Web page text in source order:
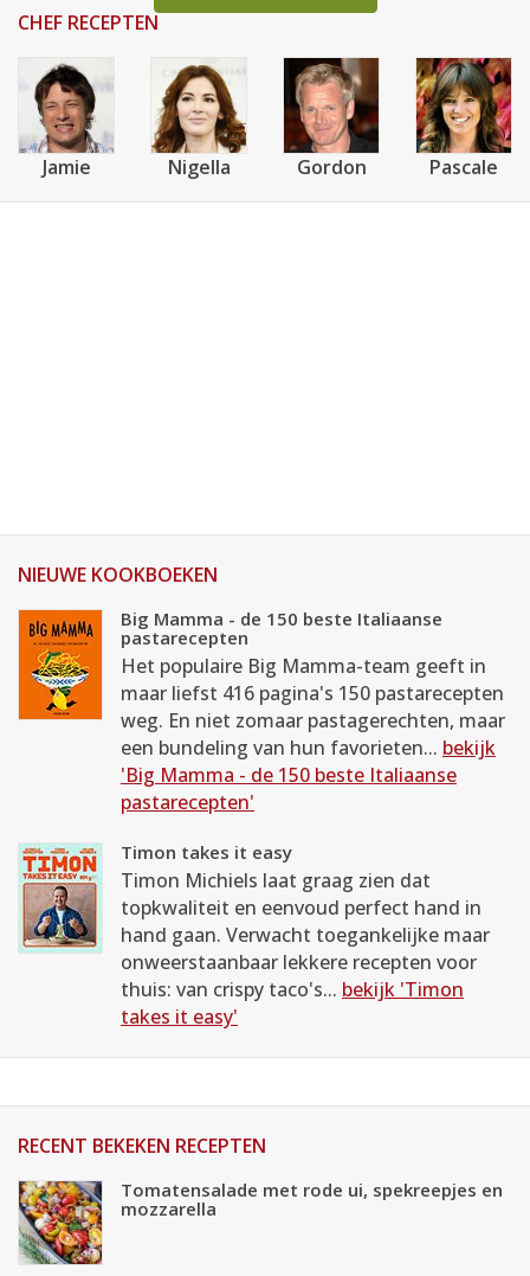
CHEF RECEPTEN
Jamie Nigella Gordon Pascale
NIEUWE KOOKBOEKEN
Big Mamma - de 150 beste Italiaanse
pastarecepten
Het populaire Big Mamma-team geeft in
maar liefst 416 pagina's 150 pastarecepten
weg. En niet zomaar pastagerechten, maar
een bundeling van hun favorieten... bekijk
'Big Mamma - de 150 beste Italiaanse
pastarecepten'
Timon takes it easy
Timon Michiels laat graag zien dat
topkwaliteit en eenvoud perfect hand in
hand gaan. Verwacht toegankelijke maar
onweerstaanbaar lekkere recepten voor
thuis: van crispy taco's... bekijk 'Timon
takes it easy'
RECENT BEKEKEN RECEPTEN
Tomatensalade met rode ui, spekreepjes en
mozzarella